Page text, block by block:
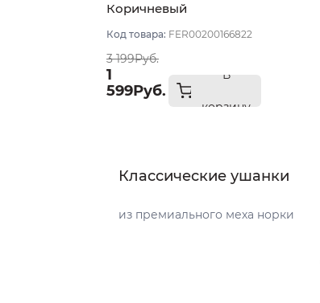
Коричневый
Код товара: FER00200166822
3 199Руб.
1
599Руб.
В
корзину
Классические ушанки
из премиального меха норки